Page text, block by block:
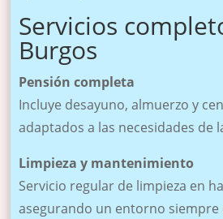
Servicios
Burgos
Pensión completa
Incluye desayuno, almuerzo y
adaptados a las necesidades de
Limpieza y mantenimiento
Servicio regular de limpieza en
asegurando un entorno siempre